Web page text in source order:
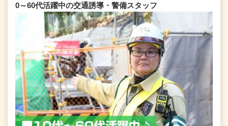
0～60代活躍中の交通誘導・警備スタッフ